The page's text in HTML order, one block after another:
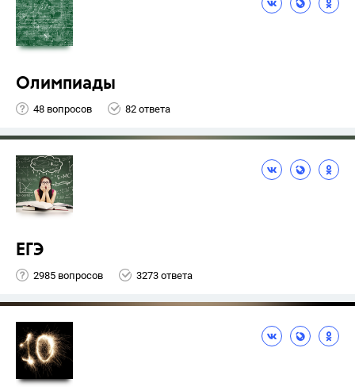
Олимпиады
48 вопросов 82 ответа
ЕГЭ
2985 вопросов 3273 ответа